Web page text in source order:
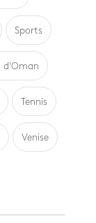
Sports
d'Oman
Tennis
Venise